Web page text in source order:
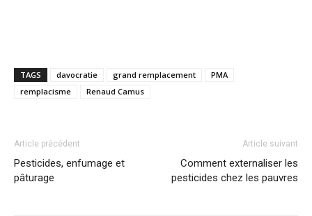
TAGS davocratie grand remplacement
PMA
remplacisme
Renaud Camus
Article précédent
Pesticides, enfumage et
pâturage
Article suivant
Comment externaliser les
pesticides chez les pauvres